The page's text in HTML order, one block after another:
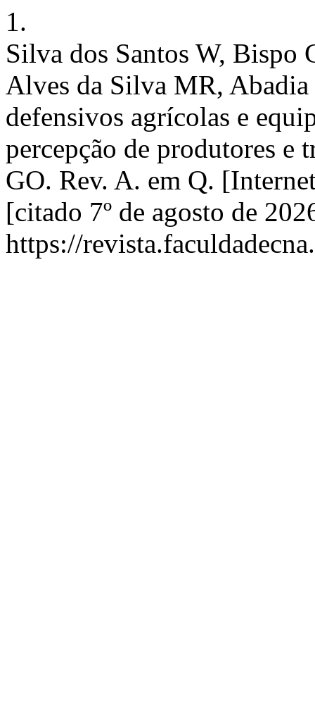
1.
Silva dos Santos W,
Alves da Silva MR,
defensivos agrícolas e
percepção de produtores e
GO. Rev. A. em Q.
[citado 7º de agosto de
https://